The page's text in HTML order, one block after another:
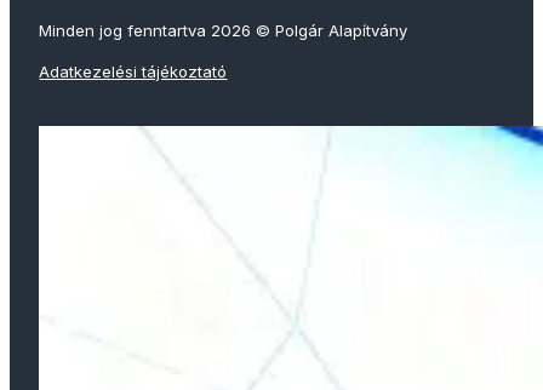
Minden jog fenntartva 2026 © Polgár Alapítvány
Adatkezelési tájékoztató